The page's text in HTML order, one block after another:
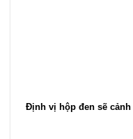
Định vị hộp đen sẽ